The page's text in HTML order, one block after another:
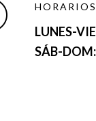
LUNES-
SÁB-